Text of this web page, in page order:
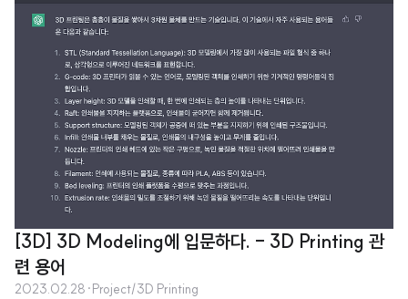
imaker에서 개발한 무료 오픈 소스 슬라이싱 소프트웨어이다. 3D 모델링 데이
터를 인식 가능한 인쇄 경로로 변환하는 슬라이싱 기능 외에도, 프린터 제어 및
관리, 모델 보기 및 편집, 플러그인 등의 기능을 제공한다. Cura는 다양한 3D
프린터와 호환되며, 인터페이스가 사용하기 쉽고 직관적이다. 사용자는 3D 모
델링 파일을 가져와서 다양한 설정 옵션(인쇄 속도,..
[3D] 3D Modeling에 입문하다. - 3D Printing 관
련 용어
2023.02.28 ·Project/3D Printing